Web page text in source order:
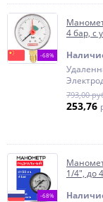
-68%
4 бар, с
793,00
253,76
-68%
1/4", до